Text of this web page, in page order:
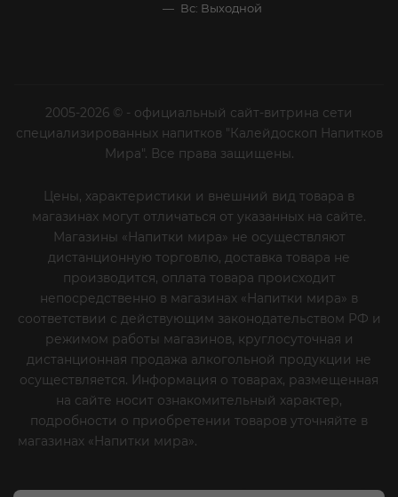
Вс: Выходной
2005-2026 © - официальный сайт-витрина сети
специализированных напитков "Калейдоскоп Напитков
Мира". Все права защищены.
Цены, характеристики и внешний вид товара в
магазинах могут отличаться от указанных на сайте.
Магазины «Напитки мира» не осуществляют
дистанционную торговлю, доставка товара не
производится, оплата товара происходит
непосредственно в магазинах «Напитки мира» в
соответствии с действующим законодательством РФ и
режимом работы магазинов, круглосуточная и
дистанционная продажа алкогольной продукции не
осуществляется. Информация о товарах, размещенная
на сайте носит ознакомительный характер,
подробности о приобретении товаров уточняйте в
магазинах «Напитки мира».